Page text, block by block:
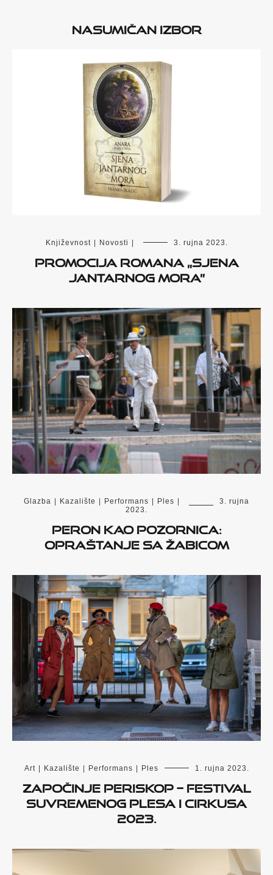
Nasumičan izbor
Književnost | Novosti | 3. rujna 2023.
Promocija romana „Sjena
Jantarnog mora”
Glazba | Kazalište | Performans | Ples |
3. rujna
2023.
Peron kao pozornica:
opraštanje sa Žabicom
Art | Kazalište | Performans | Ples 1. rujna 2023.
Započinje PERISKOP – Festival
suvremenog plesa i cirkusa
2023.